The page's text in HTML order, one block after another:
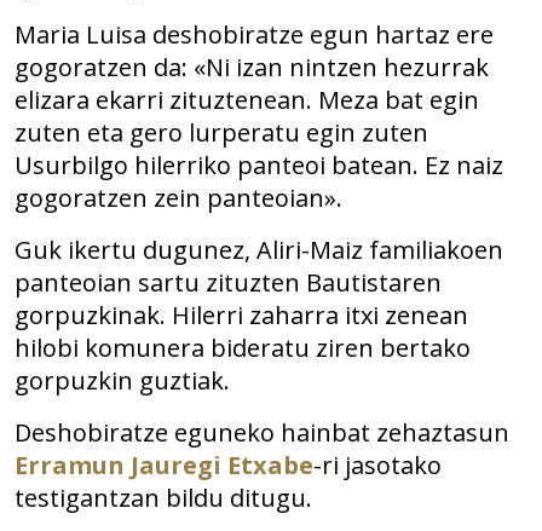
Maria Luisa deshobiratze egun hartaz ere
gogoratzen da: «Ni izan nintzen hezurrak
elizara ekarri zituztenean. Meza bat egin
zuten eta gero lurperatu egin zuten
Usurbilgo hilerriko panteoi batean. Ez naiz
gogoratzen zein panteoian».
Guk ikertu dugunez, Aliri-Maiz familiakoen
panteoian sartu zituzten Bautistaren
gorpuzkinak. Hilerri zaharra itxi zenean
hilobi komunera bideratu ziren bertako
gorpuzkin guztiak.
Deshobiratze eguneko hainbat zehaztasun
Erramun Jauregi Etxabe-ri jasotako
testigantzan bildu ditugu.